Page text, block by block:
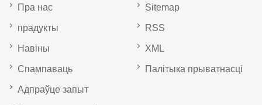
Пра нас
прадукты
Навіны
Спампаваць
Адпраўце запыт
Sitemap
RSS
XML
Палітыка прыватнасці